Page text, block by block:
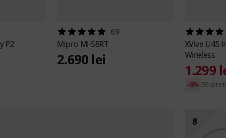
P2
69
Mipro MI-58RT
2.690 lei
XVive U45
Wireless
1.299
30-
-6%
8